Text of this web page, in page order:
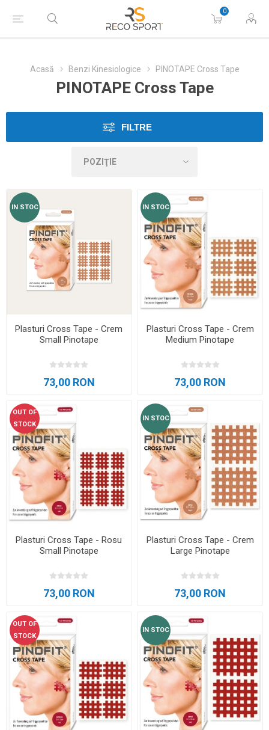
0
Acasă Benzi Kinesiologice PINOTAPE Cross Tape
PINOTAPE Cross Tape
FILTRE
IN STOC
Plasturi Cross Tape - Crem
Small Pinotape
73,00 RON
IN STOC
Plasturi Cross Tape - Crem
Medium Pinotape
73,00 RON
OUT OF
STOCK
Plasturi Cross Tape - Rosu
Small Pinotape
73,00 RON
IN STOC
Plasturi Cross Tape - Crem
Large Pinotape
73,00 RON
OUT OF
STOCK
IN STOC